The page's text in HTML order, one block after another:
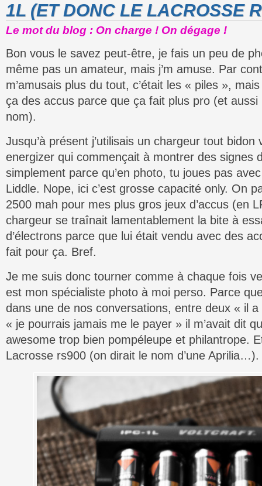
1L (ET DONC LE LACROSSE
Le mot du blog : On charge ! On dégage !
Bon vous le savez peut-être, je fais un peu de
même pas un amateur, mais j’m amuse. Par
m’amusais plus du tout, c’était les « piles »,
ça des accus parce que ça fait plus pro (et aussi
nom).
Jusqu’à présent j’utilisais un chargeur tout
energizer qui commençait à montrer des signes
simplement parce qu’en photo, tu joues pas
Liddle. Nope, ici c’est grosse capacité only. On
2500 mah pour mes plus gros jeux d’accus (en
chargeur se traînait lamentablement la bite à
d’électrons parce que lui était vendu avec des
fait pour ça. Bref.
Je me suis donc tourner comme à chaque fois
est mon spécialiste photo à moi perso. Parce
dans une de nos conversations, entre deux « il
« je pourrais jamais me le payer » il m’avait dit
awesome trop bien pompéleupe et philantrope.
Lacrosse rs900 (on dirait le nom d’une Aprilia…).